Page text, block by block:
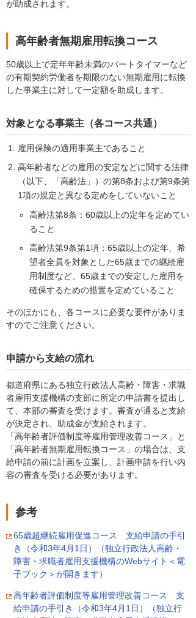
が助成されます。
高年齢者無期雇用転換コース
50歳以上で定年年齢未満のパートタイマーなど
の有期契約労働者を期限のない無期雇用に転換
した事業主に対して一定額を助成します。
対象となる事業主（各コース共通）
雇用保険の適用事業主であること
高年齢者などの雇用の安定などに関する法律
（以下、「高齢法」）の第8条および第9条第
1項の規定と異なる定めをしていないこと
高齢法第8条：60歳以上の定年を定めてい
ること
高齢法第9条第1項：65歳以上の定年、希
望者全員を対象とした65歳までの継続雇
用制度など、65歳までの安定した雇用を
確保するための措置を定めていること
そのほかにも、各コースに必要な要件がありま
すのでご注意ください。
申請から支給の流れ
都道府県にある独立行政法人高齢・障害・求職
者雇用支援機構の支部に所定の申請書を提出し
て、本部の審査を受けます。審査が通ると支給
が決定され、助成金が支給されます。
「高年齢者評価制度等雇用管理改善コース」と
「高年齢者無期雇用転換コース」の場合は、支
給申請の前に計画を立案し、計画申請を行い内
容の審査を受ける必要があります。
参考
65歳超継続雇用促進コース 支給申請の手引
き（令和3年4月1日）（独立行政法人高齢・
障害・求職者雇用支援機構のWebサイト＜電
子ブック＞が開きます）
高年齢者評価制度等雇用管理改善コース 支
給申請の手引き（令和3年4月1日）（独立行